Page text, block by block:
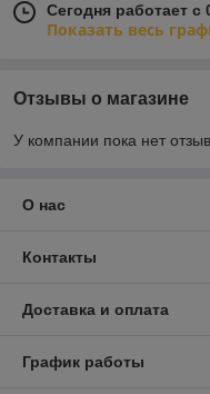
Сегодня работает с
Показать весь
Отзывы о магазине
У компании пока нет
О нас
Контакты
Доставка и оплата
График работы